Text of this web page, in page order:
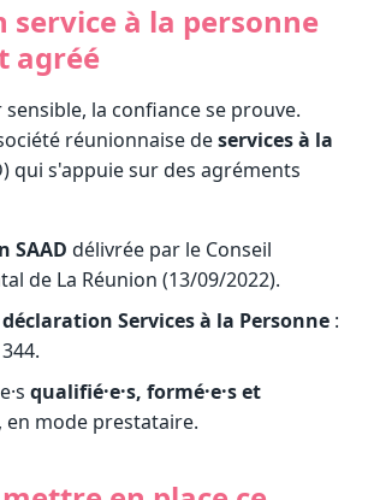
service à la personne
agréé
la confiance se prouve.
réunionnaise deservices à la
qui s'appuie sur des agréments
SAAD délivrée par le Conseil
de La Réunion (13/09/2022).
Services à la Personne:
qualifié·e·s, formé·e·s et
en mode prestataire.